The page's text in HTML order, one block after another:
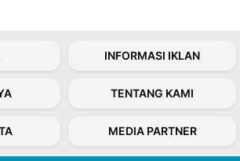
INFORMASI IKLAN
TENTANG KAMI
MEDIA PARTNER